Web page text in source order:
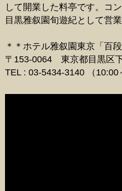
して開業した料亭です。コ
目黒雅叙園旬遊紀として営業
＊＊ホテル雅叙園東京「百段
〒153-0064 東京都目黒区
TEL : 03-5434-3140 （10:00